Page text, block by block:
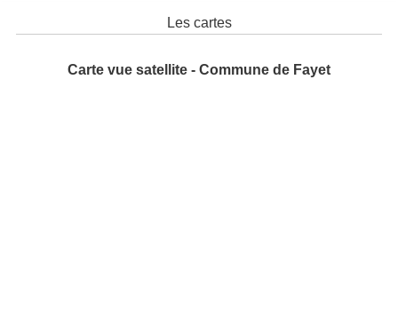
Les cartes
Carte vue satellite - Commune de Fayet